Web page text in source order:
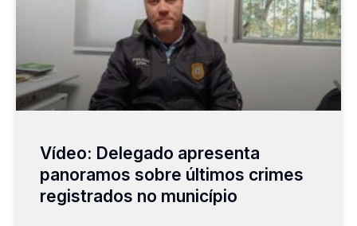
Vídeo: Delegado apresenta
panoramos sobre últimos crimes
registrados no município